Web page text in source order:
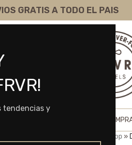
tendencias y
GRATIS A TODO EL PAIS
COMO
Shop »